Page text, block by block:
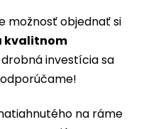
možnosť objednať si
kvalitnom
investícia sa
na ráme